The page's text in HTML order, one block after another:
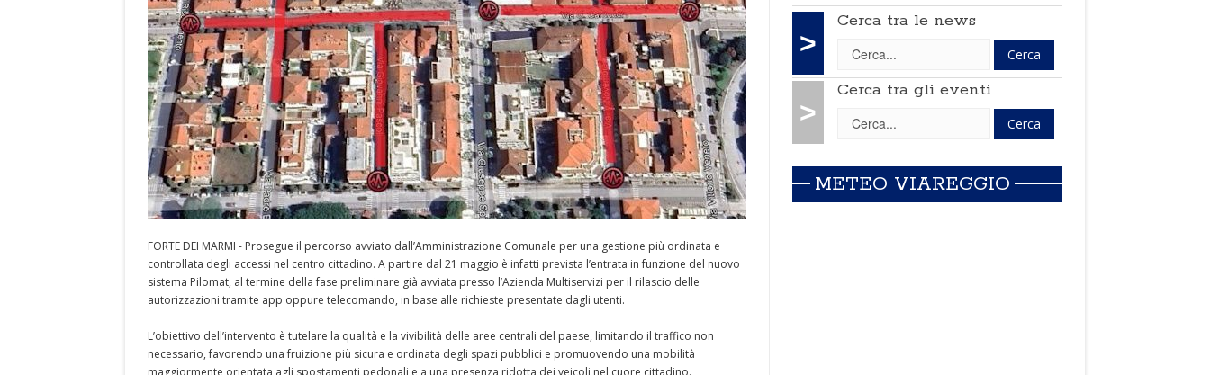
FORTE DEI MARMI - Prosegue il percorso avviato dall’Amministrazione Comunale per una gestione più ordinata e
controllata degli accessi nel centro cittadino. A partire dal 21 maggio è infatti prevista l’entrata in funzione del nuovo
sistema Pilomat, al termine della fase preliminare già avviata presso l’Azienda Multiservizi per il rilascio delle
autorizzazioni tramite app oppure telecomando, in base alle richieste presentate dagli utenti.
L’obiettivo dell’intervento è tutelare la qualità e la vivibilità delle aree centrali del paese, limitando il traffico non
necessario, favorendo una fruizione più sicura e ordinata degli spazi pubblici e promuovendo una mobilità
maggiormente orientata agli spostamenti pedonali e a una presenza ridotta dei veicoli nel cuore cittadino.
>
Cerca tra le news
>
Cerca tra gli eventi
METEO VIAREGGIO